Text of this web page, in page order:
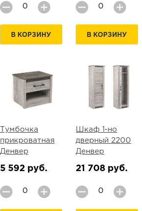
В КОРЗИНУ В КОРЗИНУ
Тумбочка
прикроватная
Денвер
5 592 руб.
Шкаф 1-но
дверный 2200
Денвер
21 708 руб.